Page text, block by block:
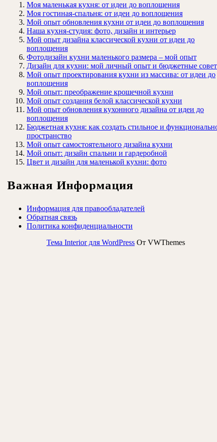
Моя маленькая кухня: от идеи до воплощения
Моя гостиная-спальня: от идеи до воплощения
Мой опыт обновления кухни от идеи до воплощения
Наша кухня-студия: фото, дизайн и интерьер
Мой опыт дизайна классической кухни от идеи до
воплощения
Фотодизайн кухни маленького размера – мой опыт
Дизайн для кухни: мой личный опыт и бюджетные
Мой опыт проектирования кухни из массива: от идеи до
воплощения
Мой опыт: преображение крошечной кухни
Мой опыт создания белой классической кухни
Мой опыт обновления кухонного дизайна от идеи до
воплощения
Бюджетная кухня: как создать стильное и
пространство
Мой опыт самостоятельного дизайна кухни
Мой опыт: дизайн спальни и гардеробной
Цвет и дизайн для маленькой кухни: фото
Важная Информация
Информация для правообладателей
Обратная связь
Политика конфиденциальности
Тема Interior для WordPress От VWThemes